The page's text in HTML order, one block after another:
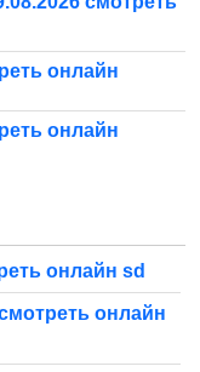
онлайн
онлайн
онлайн sd
онлайн